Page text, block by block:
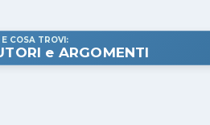
E COSA TROVI:
e ARGOMENTI